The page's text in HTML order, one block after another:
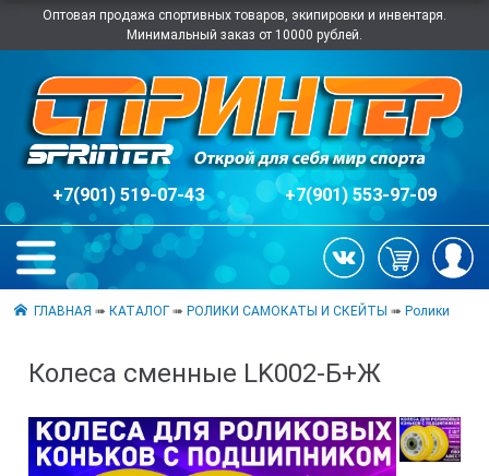
Оптовая продажа спортивных товаров, экипировки и инвентаря.
Минимальный заказ от 10000 рублей.
+7(901) 519-07-43 +7(901) 553-97-09
ГЛАВНАЯ ➠КАТАЛОГ ➠РОЛИКИ САМОКАТЫ И СКЕЙТЫ ➠Ролики
Колеса сменные LK002-Б+Ж